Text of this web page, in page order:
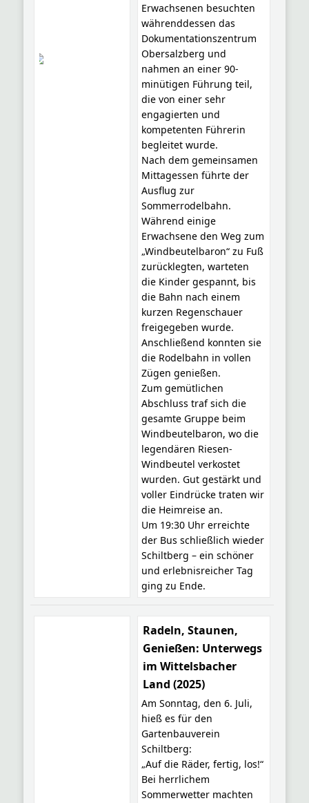
Erwachsenen besuchten
währenddessen das
Dokumentationszentrum
Obersalzberg und
nahmen an einer 90-
minütigen Führung teil,
die von einer sehr
engagierten und
kompetenten Führerin
begleitet wurde.
Nach dem gemeinsamen
Mittagessen führte der
Ausflug zur
Sommerrodelbahn.
Während einige
Erwachsene den Weg zum
„Windbeutelbaron“ zu Fuß
zurücklegten, warteten
die Kinder gespannt, bis
die Bahn nach einem
kurzen Regenschauer
freigegeben wurde.
Anschließend konnten sie
die Rodelbahn in vollen
Zügen genießen.
Zum gemütlichen
Abschluss traf sich die
gesamte Gruppe beim
Windbeutelbaron, wo die
legendären Riesen-
Windbeutel verkostet
wurden. Gut gestärkt und
voller Eindrücke traten wir
die Heimreise an.
Um 19:30 Uhr erreichte
der Bus schließlich wieder
Schiltberg – ein schöner
und erlebnisreicher Tag
ging zu Ende.
Radeln, Staunen,
Genießen: Unterwegs
im Wittelsbacher
Land (2025)
Am Sonntag, den 6. Juli,
hieß es für den
Gartenbauverein
Schiltberg:
„Auf die Räder, fertig, los!“
Bei herrlichem
Sommerwetter machten